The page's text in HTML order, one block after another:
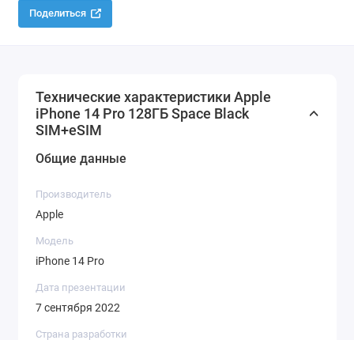
Поделиться
Технические характеристики Apple
iPhone 14 Pro 128ГБ Space Black
SIM+eSIM
Общие данные
Производитель
Apple
Модель
iPhone 14 Pro
Дата презентации
7 сентября 2022
Страна разработки